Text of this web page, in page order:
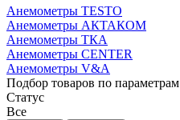
Анемометры TESTO
Анемометры АКТАКОМ
Анемометры ТКА
Анемометры CENTER
Анемометры V&A
Подбор товаров по параметрам
Статус
Все